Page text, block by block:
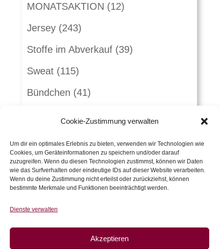
Cookie-Zustimmung verwalten
Um dir ein optimales Erlebnis zu bieten, verwenden wir Technologien wie
Cookies, um Geräteinformationen zu speichern und/oder darauf
zuzugreifen. Wenn du diesen Technologien zustimmst, können wir Daten
wie das Surfverhalten oder eindeutige IDs auf dieser Website verarbeiten.
Wenn du deine Zustimmung nicht erteilst oder zurückziehst, können
bestimmte Merkmale und Funktionen beeinträchtigt werden.
Dienste verwalten
Akzeptieren
MONATSAKTION (12)
Jersey (243)
Stoffe im Abverkauf (39)
Sweat (115)
Bündchen (41)
Schnürlsamt (5)
Herbst-Winterstoffe (21)
(5)